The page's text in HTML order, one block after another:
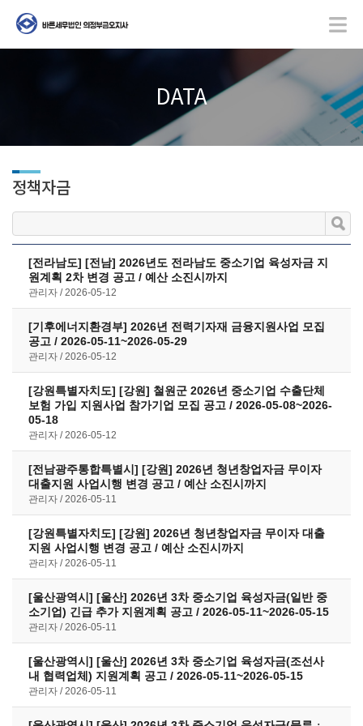
DATA
정책자금
[전라남도] [전남] 2026년도 전라남도 중소기업 육성자금 지
원계획 2차 변경 공고 / 예산 소진시까지
관리자 2026-05-12
[기후에너지환경부] 2026년 전력기자재 금융지원사업 모집
공고 / 2026-05-11~2026-05-29
관리자 2026-05-12
[강원특별자치도] [강원] 철원군 2026년 중소기업 수출단체
보험 가입 지원사업 참가기업 모집 공고 / 2026-05-08~2026-
05-18
관리자 2026-05-12
[전남광주통합특별시] [강원] 2026년 청년창업자금 무이자
대출지원 사업시행 변경 공고 / 예산 소진시까지
관리자 2026-05-11
[강원특별자치도] [강원] 2026년 청년창업자금 무이자 대출
지원 사업시행 변경 공고 / 예산 소진시까지
관리자 2026-05-11
[울산광역시] [울산] 2026년 3차 중소기업 육성자금(일반 중
소기업) 긴급 추가 지원계획 공고 / 2026-05-11~2026-05-15
관리자 2026-05-11
[울산광역시] [울산] 2026년 3차 중소기업 육성자금(조선사
내 협력업체) 지원계획 공고 / 2026-05-11~2026-05-15
관리자 2026-05-11